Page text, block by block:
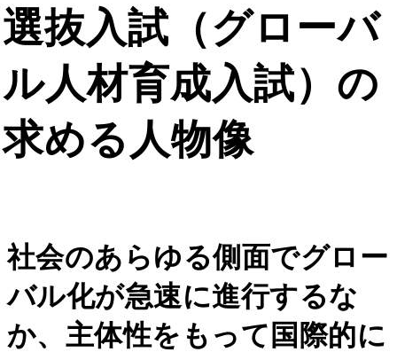
選抜入試（グローバ
ル人材育成入試）の
求める人物像
社会のあらゆる側面でグロー
バル化が急速に進行するな
か、主体性をもって国際的に